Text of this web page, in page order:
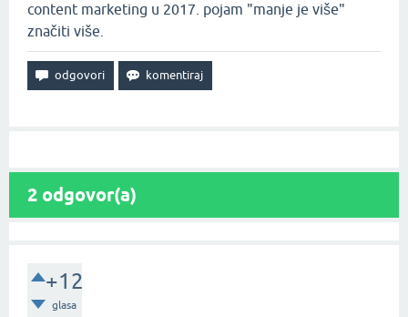
content marketing u 2017. pojam "manje je više"
značiti više.
2 odgovor(a)
+12
glasa